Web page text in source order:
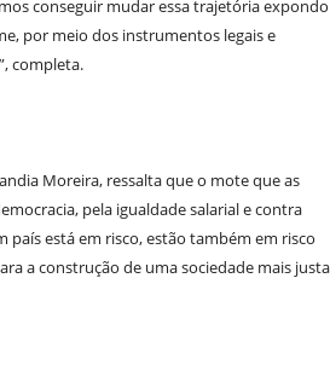
conseguir mudar essa trajetória expondo
por meio dos instrumentos legais e
completa.
Moreira, ressalta que o mote que as
pela igualdade salarial e contra
país está em risco, estão também em risco
a construção de uma sociedade mais justa